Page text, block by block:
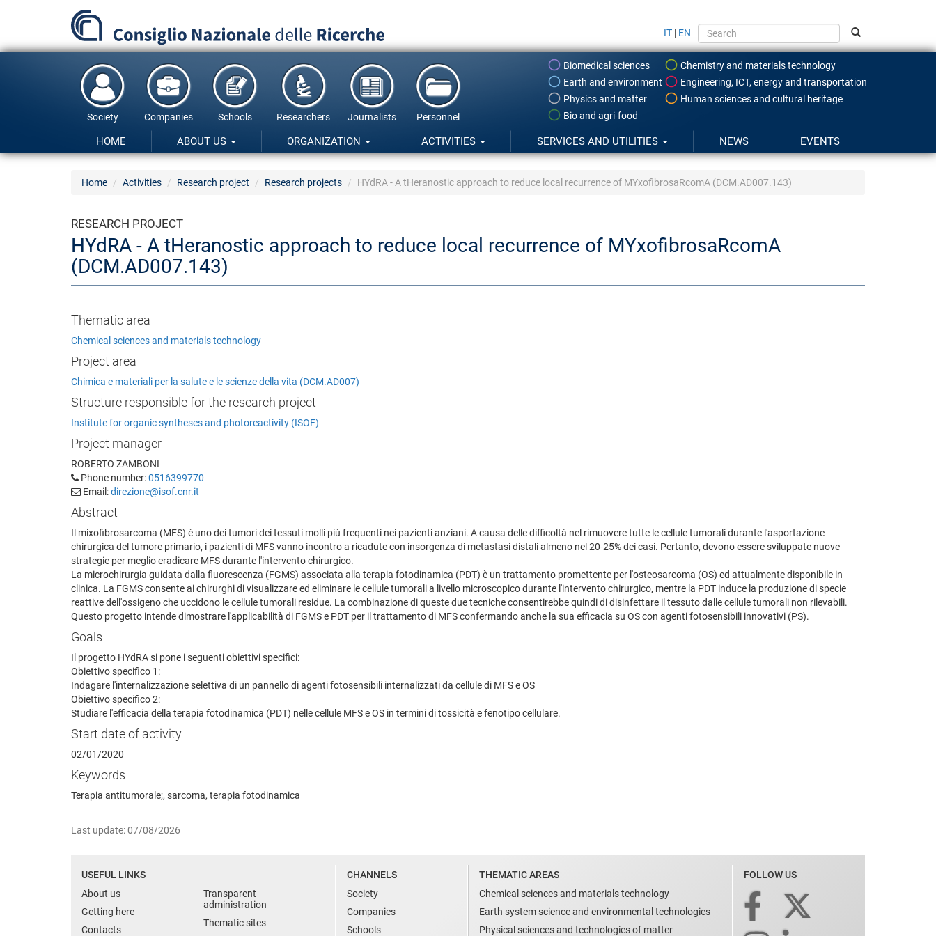
content
IT | EN
Biomedical sciences
Chemistry and materials technology
Earth and environment
Engineering, ICT, energy and transportation
Physics and matter
Human sciences and cultural heritage
Bio and agri-food
Society Companies Schools Researchers Journalists Personnel
HOME ABOUT US ORGANIZATION ACTIVITIES SERVICES AND UTILITIES NEWS EVENTS
Home Activities Research project Research projects HYdRA - A tHeranostic approach to reduce local recurrence of MYxofibrosaRcomA (DCM.AD007.143)
RESEARCH PROJECT
HYdRA - A tHeranostic approach to reduce local recurrence of MYxofibrosaRcomA
(DCM.AD007.143)
Thematic area
Chemical sciences and materials technology
Project area
Chimica e materiali per la salute e le scienze della vita (DCM.AD007)
Structure responsible for the research project
Institute for organic syntheses and photoreactivity (ISOF)
Project manager
ROBERTO ZAMBONI
Phone number:0516399770
Email:direzione@isof.cnr.it
Abstract
Il mixofibrosarcoma (MFS) è uno dei tumori dei tessuti molli più frequenti nei pazienti anziani. A causa delle difficoltà nel rimuovere tutte le cellule tumorali durante l'asportazione
chirurgica del tumore primario, i pazienti di MFS vanno incontro a ricadute con insorgenza di metastasi distali almeno nel 20-25% dei casi. Pertanto, devono essere sviluppate nuove
strategie per meglio eradicare MFS durante l'intervento chirurgico.
La microchirurgia guidata dalla fluorescenza (FGMS) associata alla terapia fotodinamica (PDT) è un trattamento promettente per l'osteosarcoma (OS) ed attualmente disponibile in
clinica. La FGMS consente ai chirurghi di visualizzare ed eliminare le cellule tumorali a livello microscopico durante l'intervento chirurgico, mentre la PDT induce la produzione di specie
reattive dell'ossigeno che uccidono le cellule tumorali residue. La combinazione di queste due tecniche consentirebbe quindi di disinfettare il tessuto dalle cellule tumorali non rilevabili.
Questo progetto intende dimostrare l'applicabilità di FGMS e PDT per il trattamento di MFS confermando anche la sua efficacia su OS con agenti fotosensibili innovativi (PS).
Goals
Il progetto HYdRA si pone i seguenti obiettivi specifici:
Obiettivo specifico 1:
Indagare l'internalizzazione selettiva di un pannello di agenti fotosensibili internalizzati da cellule di MFS e OS
Obiettivo specifico 2:
Studiare l'efficacia della terapia fotodinamica (PDT) nelle cellule MFS e OS in termini di tossicità e fenotipo cellulare.
Start date of activity
02/01/2020
Keywords
Terapia antitumorale;, sarcoma, terapia fotodinamica
Last update: 07/08/2026
USEFUL LINKS
About us
Getting here
Contacts
Transparent
administration
Thematic sites
CHANNELS
Society
Companies
Schools
THEMATIC AREAS
Chemical sciences and materials technology
Earth system science and environmental technologies
Physical sciences and technologies of matter
FOLLOW US